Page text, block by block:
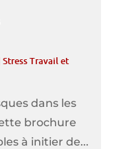
Stress Travail et
dans les
brochure
à initier de...